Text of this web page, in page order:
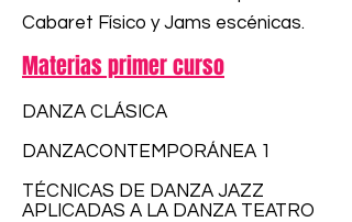
Cabaret Físico y Jams escénicas.
Materias primer curso
DANZA CLÁSICA
DANZACONTEMPORÁNEA 1
TÉCNICAS DE DANZA JAZZ
APLICADAS A LA DANZA TEATRO